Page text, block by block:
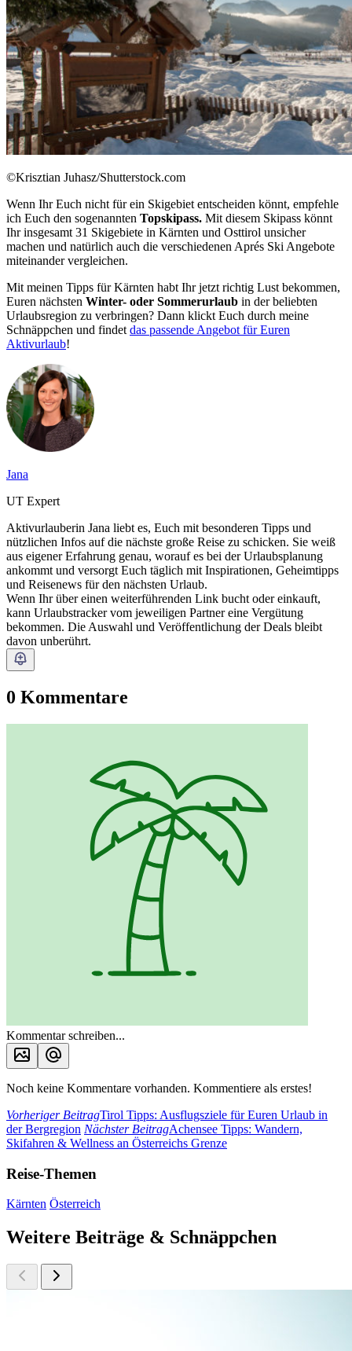
©Krisztian Juhasz/Shutterstock.com
Wenn Ihr Euch nicht für ein Skigebiet entscheiden könnt, empfehle
ich Euch den sogenannten Topskipass. Mit diesem Skipass könnt
Ihr insgesamt 31 Skigebiete in Kärnten und Osttirol unsicher
machen und natürlich auch die verschiedenen Aprés Ski Angebote
miteinander vergleichen.
Mit meinen Tipps für Kärnten habt Ihr jetzt richtig Lust bekommen,
Euren nächsten Winter- oder Sommerurlaub in der beliebten
Urlaubsregion zu verbringen? Dann klickt Euch durch meine
Schnäppchen und findet das passende Angebot für Euren
Aktivurlaub!
Jana
UT Expert
Aktivurlauberin Jana liebt es, Euch mit besonderen Tipps und
nützlichen Infos auf die nächste große Reise zu schicken. Sie weiß
aus eigener Erfahrung genau, worauf es bei der Urlaubsplanung
ankommt und versorgt Euch täglich mit Inspirationen, Geheimtipps
und Reisenews für den nächsten Urlaub.
Wenn Ihr über einen weiterführenden Link bucht oder einkauft,
kann Urlaubstracker vom jeweiligen Partner eine Vergütung
bekommen. Die Auswahl und Veröffentlichung der Deals bleibt
davon unberührt.
0 Kommentare
Kommentar schreiben...
Noch keine Kommentare vorhanden. Kommentiere als erstes!
Vorheriger BeitragTirol Tipps: Ausflugsziele für Euren Urlaub in
der Bergregion Nächster BeitragAchensee Tipps: Wandern,
Skifahren & Wellness an Österreichs Grenze
Reise-Themen
Kärnten Österreich
Weitere Beiträge & Schnäppchen